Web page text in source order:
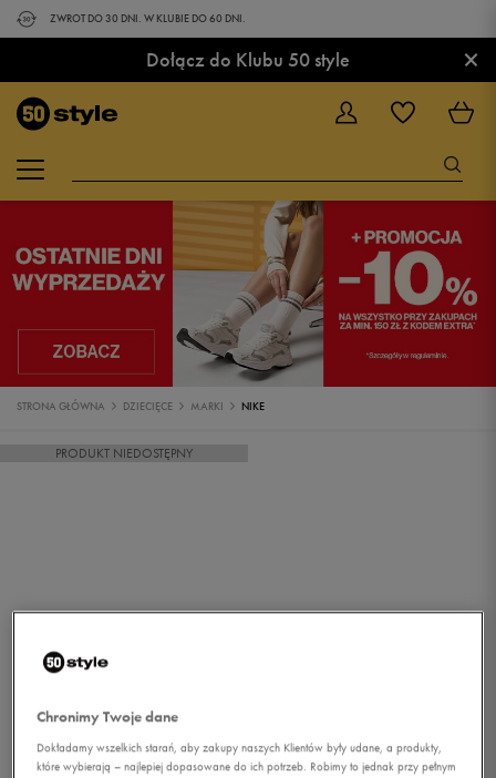
ZWROT DO 30 DNI. W KLUBIE DO 60 DNI.
Dołącz do Klubu 50 style ×
STRONA GŁÓWNA DZIECIĘCE MARKI NIKE
PRODUKT NIEDOSTĘPNY
Chronimy Twoje dane
Dokładamy wszelkich starań, aby zakupy naszych Klientów były udane, a produkty,
które wybierają – najlepiej dopasowane do ich potrzeb. Robimy to jednak przy pełnym